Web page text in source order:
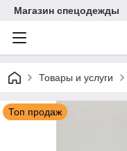
Магазин спецодежды
Товары и услуги
Топ продаж